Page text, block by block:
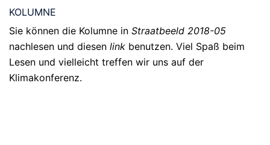
KOLUMNE
Sie können die Kolumne in Straatbeeld 2018-05
nachlesen und diesen link benutzen. Viel Spaß beim
Lesen und vielleicht treffen wir uns auf der
Klimakonferenz.